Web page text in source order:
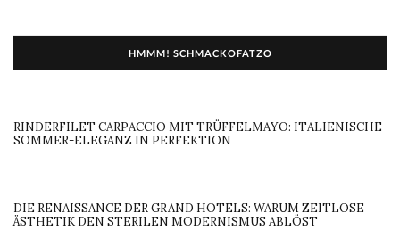
HMMM! SCHMACKOFATZO
RINDERFILET CARPACCIO MIT TRÜFFELMAYO: ITALIENISCHE
SOMMER-ELEGANZ IN PERFEKTION
DIE RENAISSANCE DER GRAND HOTELS: WARUM ZEITLOSE
ÄSTHETIK DEN STERILEN MODERNISMUS ABLÖST